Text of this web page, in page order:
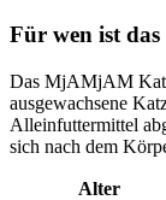
Für wen ist das
Das MjAMjAM
ausgewachsene
Alleinfuttermittel
sich nach dem
Alter